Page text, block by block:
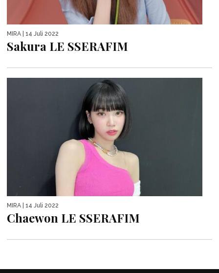
MIRA | 14 Juli 2022
Sakura LE SSERAFIM
MIRA | 14 Juli 2022
Chaewon LE SSERAFIM